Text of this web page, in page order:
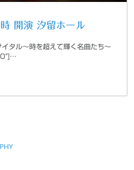
開演 汐留ホール
タル〜時を超えて輝く名曲たち〜